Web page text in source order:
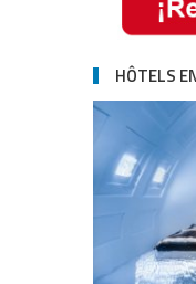
HÔTELS